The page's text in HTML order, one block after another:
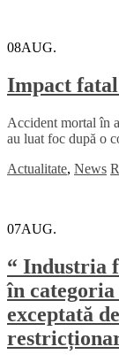
08AUG.
Impact
Accident mortal în
au luat foc după o
Actualitate, News
07AUG.
“ Industria
în
exceptată